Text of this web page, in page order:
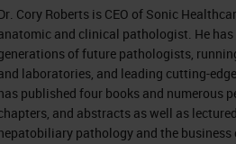
Cory Roberts is CEO of Sonic
and clinical pathologist. He has
of future pathologists,
laboratories, and leading cutting-
published four books and numerous
and abstracts as well as
pathology and the business